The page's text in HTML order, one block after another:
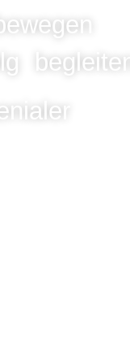
begleiten.